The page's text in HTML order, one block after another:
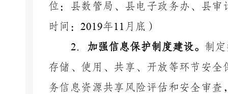
位：县数管局、县电子政务办、县
时间： 2019年11 月底）
2． 加强信息保护制度建设。 制
存储、使用、共享、开放等环节安
务信息资源共享风险评估和安全审